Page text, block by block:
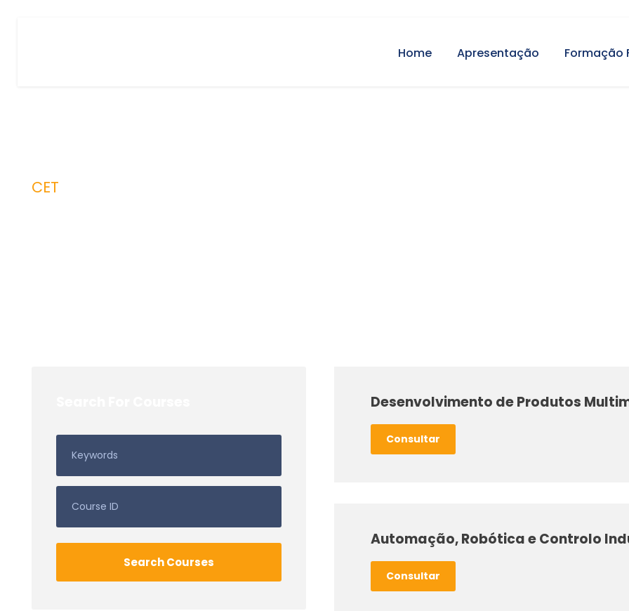
Home Apresentação Formação
CET
Desenvolvimento de Produtos
Consultar
Automação, Robótica e Controlo
Consultar